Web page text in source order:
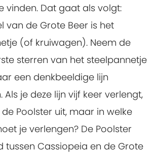
vinden. Dat gaat als volgt:
van de Grote Beer is het
(of kruiwagen). Neem de
sterren van het steelpannetje
een denkbeeldige lijn
Als je deze lijn vijf keer verlengt,
Poolster uit, maar in welke
je verlengen? De Poolster
tussen Cassiopeia en de Grote